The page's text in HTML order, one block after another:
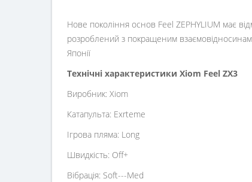
Нове покоління основ Feel ZEPHYLIUM має
розроблений з покращеним
Японії
Технічні характеристики Xiom Feel ZX3
Виробник: Xiom
Катапульта: Exrteme
Ігрова пляма: Long
Швидкість: Off+
Вібрація: Soft---Med